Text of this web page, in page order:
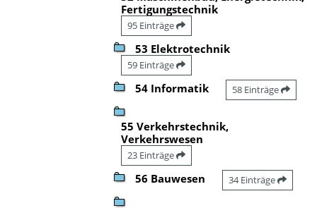
Fertigungstechnik
95 Einträge
53 Elektrotechnik
59 Einträge
54 Informatik 58 Einträge
55 Verkehrstechnik,
Verkehrswesen
23 Einträge
56 Bauwesen 34 Einträge